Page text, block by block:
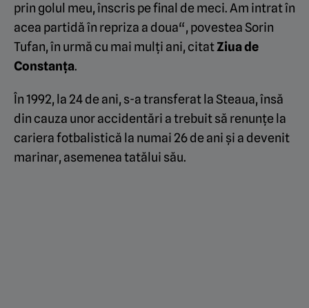
prin golul meu, înscris pe final de meci. Am intrat în
acea partidă în repriza a doua“, povestea Sorin
Tufan, în urmă cu mai mulți ani, citatZiua de
Constanța.
În 1992, la 24 de ani, s-a transferat la Steaua, însă
din cauza unor accidentări a trebuit să renunțe la
cariera fotbalistică la numai 26 de ani și a devenit
marinar, asemenea tatălui său.